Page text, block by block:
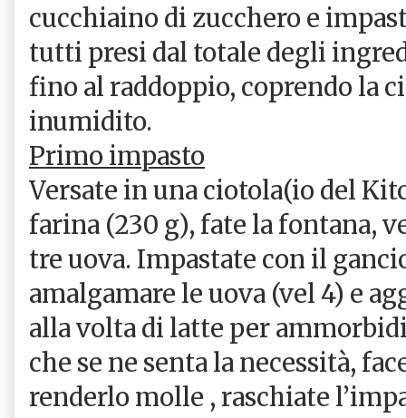
cucchiaino di zucchero e
tutti presi dal totale degli
fino al raddoppio, coprendo la
inumidito.
Primo impasto
Versate in una ciotola(io del
farina (230 g), fate la fontana,
tre uova. Impastate con il
amalgamare le uova (vel 4) e
alla volta di latte per
che se ne senta la necessità,
renderlo molle , raschiate